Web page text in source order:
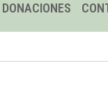
DONACIONES